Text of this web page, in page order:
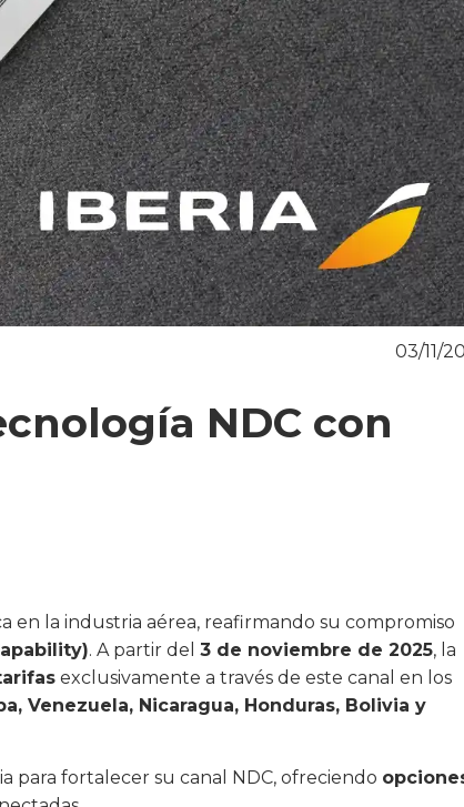
03/11/
NDC con
la industria aérea, reafirmando su compromiso
. A partir del 3 de noviembre de 2025, la
exclusivamente a través de este canal en los
Venezuela, Nicaragua, Honduras, Bolivia y
para fortalecer su canal NDC, ofreciendo